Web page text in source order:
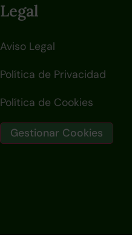
Legal
Aviso Legal
Política de Privacidad
Política de Cookies
Gestionar Cookies